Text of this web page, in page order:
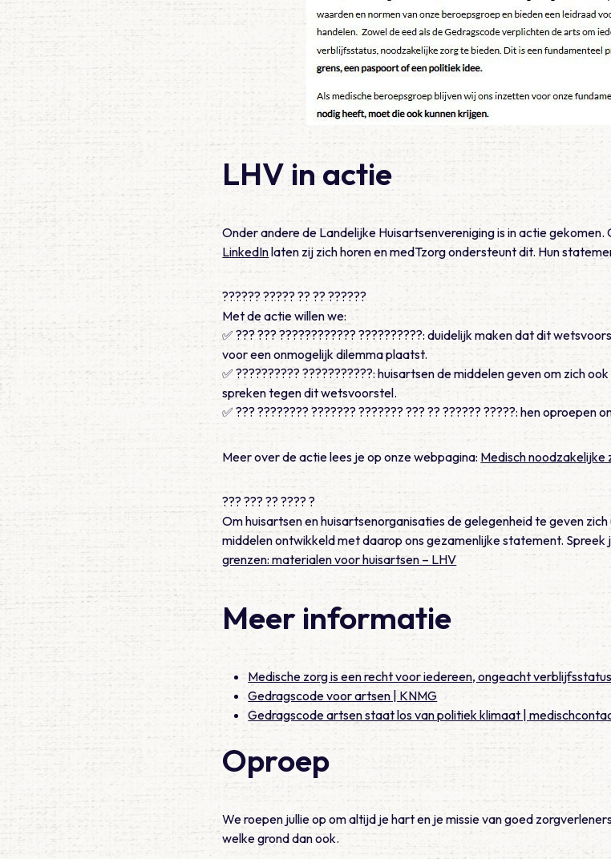
LHV in actie
Onder andere de Landelijke Huisartsenvereniging is in actie
LinkedInlaten zij zich horen en medTzorg ondersteunt dit. Hun
?????? ????? ?? ?? ??????
Met de actie willen we:
✅ ??? ??? ???????????? ??????????: duidelijk maken dat dit
voor een onmogelijk dilemma plaatst.
✅ ?????????? ???????????: huisartsen de middelen geven om zich
spreken tegen dit wetsvoorstel.
✅ ??? ???????? ??????? ??????? ??? ?? ?????? ?????: hen
Meer over de actie lees je op onze webpagina: Medisch noodzakelijke
??? ??? ?? ???? ?
Om huisartsen en huisartsenorganisaties de gelegenheid te geven
middelen ontwikkeld met daarop ons gezamenlijke statement. Spreek
grenzen: materialen voor huisartsen – LHV
Meer informatie
Medische zorg is een recht voor iedereen, ongeacht
Gedragscode voor artsen | KNMG
Gedragscode artsen staat los van politiek klimaat |
Oproep
We roepen jullie op om altijd je hart en je missie van goed
welke grond dan ook.